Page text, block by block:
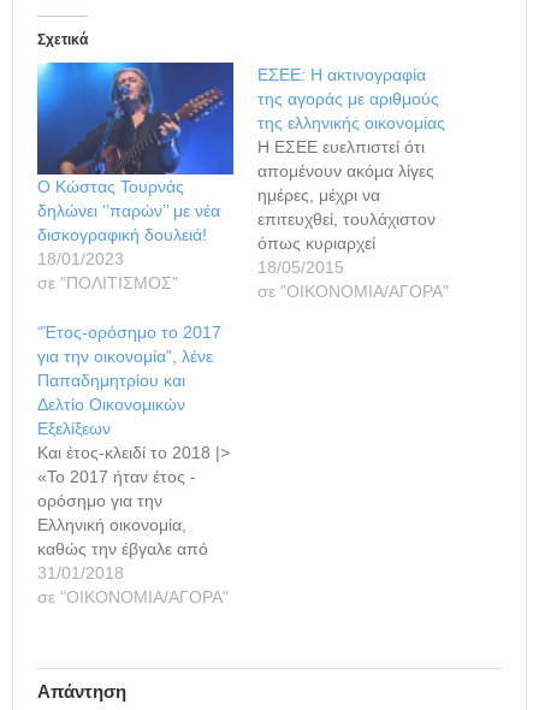
Σχετικά
Ο Κώστας Τουρνάς
δηλώνει ‘’παρών’’ με νέα
δισκογραφική δουλειά!
18/01/2023
σε "ΠΟΛΙΤΙΣΜΟΣ"
ΕΣΕΕ: Η ακτινογραφία
της αγοράς με αριθμούς
της ελληνικής οικονομίας
Η ΕΣΕΕ ευελπιστεί ότι
απομένουν ακόμα λίγες
ημέρες, μέχρι να
επιτευχθεί, τουλάχιστον
όπως κυριαρχεί
τελευταία ως άποψη στη
δημόσια συζήτηση, μία
18/05/2015
σε "ΟΙΚΟΝΟΜΙΑ/ΑΓΟΡΑ"
“Έτος-ορόσημο το 2017
για την οικονομία”, λένε
Παπαδημητρίου και
Δελτίο Οικονομικών
Εξελίξεων
Και έτος-κλειδί το 2018 |>
«Το 2017 ήταν έτος -
ορόσημο για την
Ελληνική οικονομία,
καθώς την έβγαλε από
την πολυετή οικονομική
κρίση και ύφεση
υπογραμμίζεται στο
Δελτίο Οικονομικών
31/01/2018
σε "ΟΙΚΟΝΟΜΙΑ/ΑΓΟΡΑ"
Απάντηση